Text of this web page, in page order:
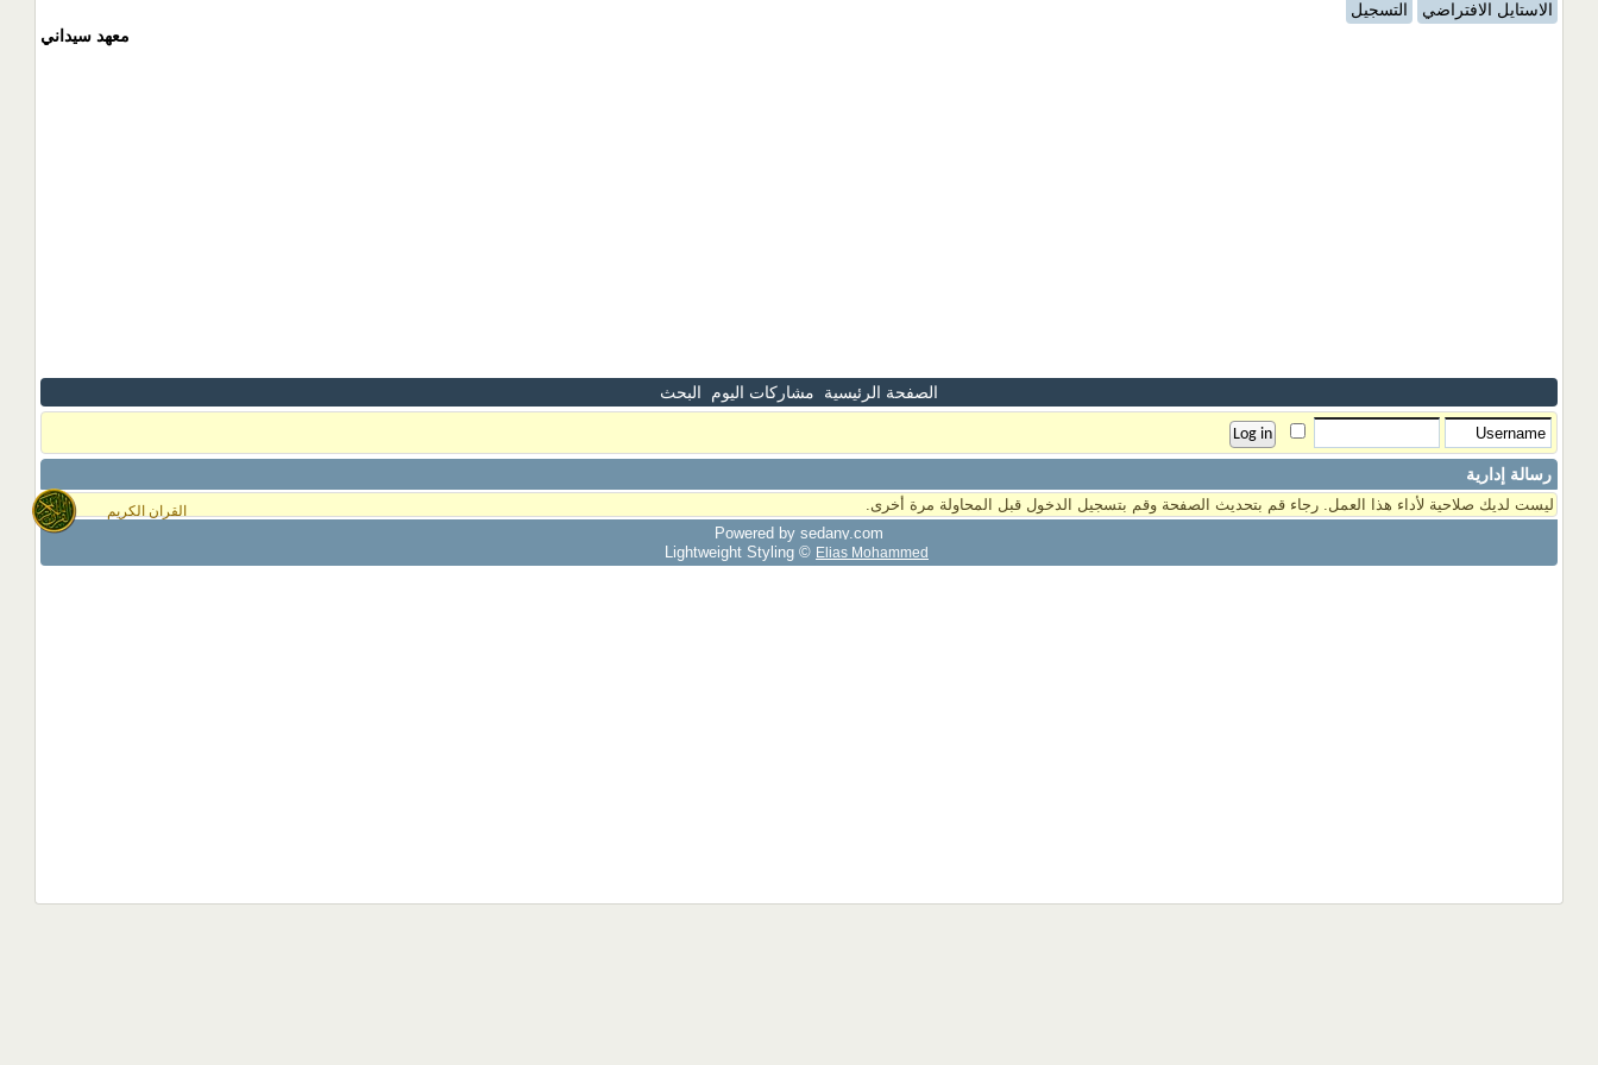
القران الكريم
الاستايل الافتراضي
التسجيل
معهد سيداني
الصفحة الرئيسية مشاركات اليوم البحث
رسالة إدارية
ليست لديك صلاحية لأداء هذا العمل. رجاء قم بتحديث الصفحة وقم بتسجيل الدخول قبل المحاولة مرة أخرى.
Powered by sedany.com
Lightweight Styling © Elias Mohammed